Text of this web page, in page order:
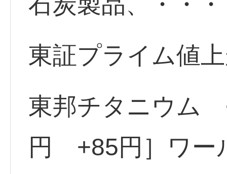
東証プライム値
東邦チタニウム
円 +85円］ワー